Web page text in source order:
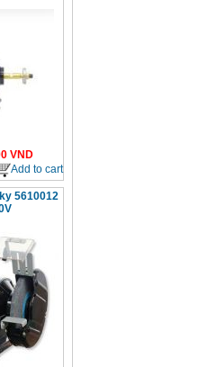
VND
Add to cart
5610012